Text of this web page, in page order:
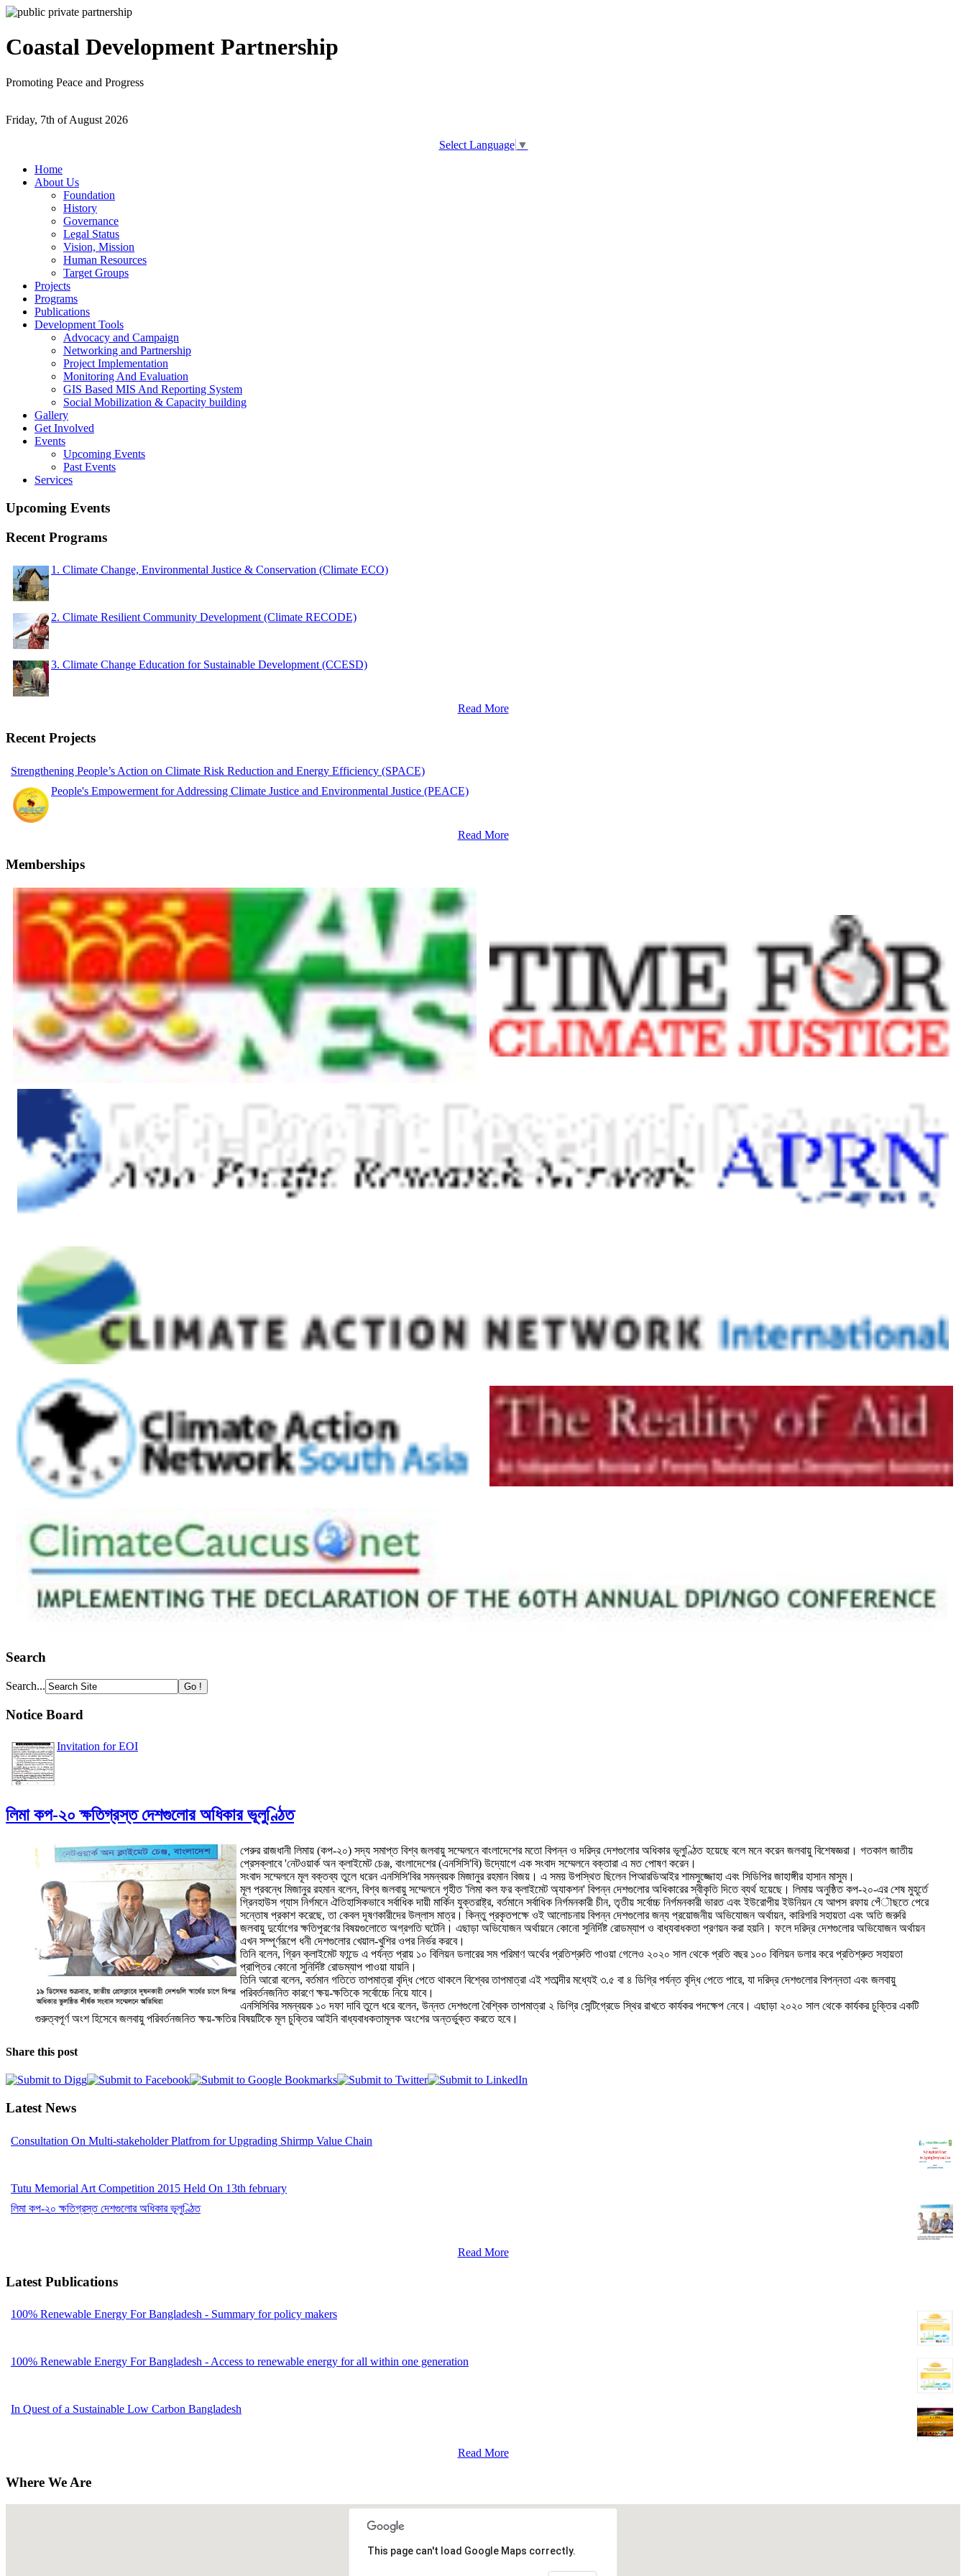
Coastal Development Partnership
Promoting Peace and Progress
Friday, 7th of August 2026
Select Language ▼
Home
About Us
Foundation
History
Governance
Legal Status
Vision, Mission
Human Resources
Target Groups
Projects
Programs
Publications
Development Tools
Advocacy and Campaign
Networking and Partnership
Project Implementation
Monitoring And Evaluation
GIS Based MIS And Reporting System
Social Mobilization & Capacity building
Gallery
Get Involved
Events
Upcoming Events
Past Events
Services
Upcoming Events
Recent Programs
1. Climate Change, Environmental Justice & Conservation (Climate ECO)
2. Climate Resilient Community Development (Climate RECODE)
3. Climate Change Education for Sustainable Development (CCESD)
Read More
Recent Projects
Strengthening People’s Action on Climate Risk Reduction and Energy Efficiency (SPACE)
People's Empowerment for Addressing Climate Justice and Environmental Justice (PEACE)
Read More
Memberships
Search
Search...
Notice Board
Invitation for EOI
লিমা কপ-২০ ক্ষতিগ্রস্ত দেশগুলোর অধিকার ভূলুণ্ঠিত
পেরুর রাজধানী লিমায় (কপ-২০) সদ্য সমাপ্ত বিশ্ব জলবায়ু সম্মেলনে বাংলাদেশের মতো বিপন্ন ও দরিদ্র দেশগুলোর অধিকার ভূলুণ্ঠিত হয়েছে বলে মনে করেন জলবায়ু বিশেষজ্ঞরা। গতকাল জাতীয়
প্রেসক্লাবে 'নেটওয়ার্ক অন ক্লাইমেট চেঞ্জ, বাংলাদেশের (এনসিসি'বি) উদ্যোগে এক সংবাদ সম্মেলনে বক্তারা এ মত পোষণ করেন।
সংবাদ সম্মেলনে মূল বক্তব্য তুলে ধরেন এনসিসি'বির সমন্বয়ক মিজানুর রহমান বিজয়। এ সময় উপস্থিত ছিলেন পিআরডিআইর শামসুজ্জোহা এবং সিডিপির জাহাঙ্গীর হাসান মাসুম।
মূল প্রবন্ধে মিজানুর রহমান বলেন, বিশ্ব জলবায়ু সম্মেলনে গৃহীত 'লিমা কল ফর ক্লাইমেট অ্যাকশন' বিপন্ন দেশগুলোর অধিকারের স্বীকৃতি দিতে ব্যর্থ হয়েছে। লিমায় অনুষ্ঠিত কপ-২০-এর শেষ মুহূর্তে
গ্রিনহাউস গ্যাস নির্গমনে ঐতিহাসিকভাবে সর্বাধিক দায়ী মার্কিন যুক্তরাষ্ট্র, বর্তমানে সর্বাধিক নির্গমনকারী চীন, তৃতীয় সর্বোচ্চ নির্গমনকারী ভারত এবং ইউরোপীয় ইউনিয়ন যে আপস রফায় পেঁৗছতে পেরে
সন্তোষ প্রকাশ করেছে, তা কেবল দূষণকারীদের উল্লাস মাত্র। কিন্তু প্রকৃতপক্ষে ওই আলোচনায় বিপন্ন দেশগুলোর জন্য প্রয়োজনীয় অভিযোজন অর্থায়ন, কারিগরি সহায়তা এবং অতি জরুরি
জলবায়ু দুর্যোগের ক্ষতিপূরণের বিষয়গুলোতে অগ্রগতি ঘটেনি। এছাড়া অভিযোজন অর্থায়নে কোনো সুনির্দিষ্ট রোডম্যাপ ও বাধ্যবাধকতা প্রণয়ন করা হয়নি। ফলে দরিদ্র দেশগুলোর অভিযোজন অর্থায়ন
এখন সম্পূর্ণরূপে ধনী দেশগুলোর খেয়াল-খুশির ওপর নির্ভর করবে।
তিনি বলেন, গ্রিন ক্লাইমেট ফান্ডে এ পর্যন্ত প্রায় ১০ বিলিয়ন ডলারের সম পরিমাণ অর্থের প্রতিশ্রুতি পাওয়া গেলেও ২০২০ সাল থেকে প্রতি বছর ১০০ বিলিয়ন ডলার করে প্রতিশ্রুত সহায়তা
প্রাপ্তির কোনো সুনির্দিষ্ট রোডম্যাপ পাওয়া যায়নি।
তিনি আরো বলেন, বর্তমান গতিতে তাপমাত্রা বৃদ্ধি পেতে থাকলে বিশ্বের তাপমাত্রা এই শতাব্দীর মধ্যেই ৩.৫ বা ৪ ডিগ্রি পর্যন্ত বৃদ্ধি পেতে পারে, যা দরিদ্র দেশগুলোর বিপন্নতা এবং জলবায়ু
পরিবর্তনজনিত কারণে ক্ষয়-ক্ষতিকে সর্বোচ্চে নিয়ে যাবে।
এনসিসিবির সমন্বয়ক ১০ দফা দাবি তুলে ধরে বলেন, উন্নত দেশগুলো বৈশ্বিক তাপমাত্রা ২ ডিগ্রি সেন্টিগ্রেডে স্থির রাখতে কার্যকর পদক্ষেপ নেবে। এছাড়া ২০২০ সাল থেকে কার্যকর চুক্তির একটি
গুরুত্বপূর্ণ অংশ হিসেবে জলবায়ু পরিবর্তনজনিত ক্ষয়-ক্ষতির বিষয়টিকে মূল চুক্তির আইনি বাধ্যবাধকতামূলক অংশের অন্তর্ভুক্ত করতে হবে।
Share this post
Latest News
Consultation On Multi-stakeholder Platfrom for Upgrading Shirmp Value Chain
Tutu Memorial Art Competition 2015 Held On 13th february
লিমা কপ-২০ ক্ষতিগ্রস্ত দেশগুলোর অধিকার ভূলুণ্ঠিত
Read More
Latest Publications
100% Renewable Energy For Bangladesh - Summary for policy makers
100% Renewable Energy For Bangladesh - Access to renewable energy for all within one generation
In Quest of a Sustainable Low Carbon Bangladesh
Read More
Where We Are
This page can't load Google Maps correctly.